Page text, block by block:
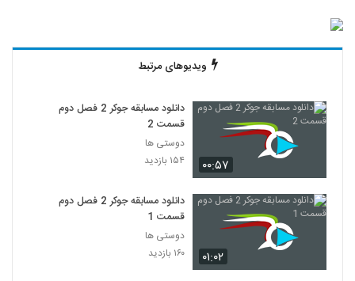
ویدیوهای مرتبط
۰۰:۵۷
دانلود مسابقه جوکر 2 فصل دوم
قسمت 2
دوستی ها
۱۵۴ بازدید
۰۱:۰۲
دانلود مسابقه جوکر 2 فصل دوم
قسمت 1
دوستی ها
۱۶۰ بازدید